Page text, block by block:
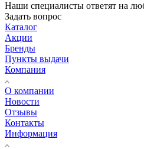
Наши специалисты ответят на
Задать вопрос
Каталог
Акции
Бренды
Пункты выдачи
Компания
О компании
Новости
Отзывы
Контакты
Информация